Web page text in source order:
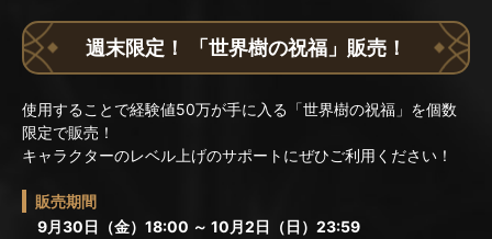
週末限定！ 「世界樹の祝福」販売！
使用することで経験値50万が手に入る「世界樹の祝福」を個数
限定で販売！
キャラクターのレベル上げのサポートにぜひご利用ください！
販売期間
9月30日（金）18:00 ～ 10月2日（日）23:59